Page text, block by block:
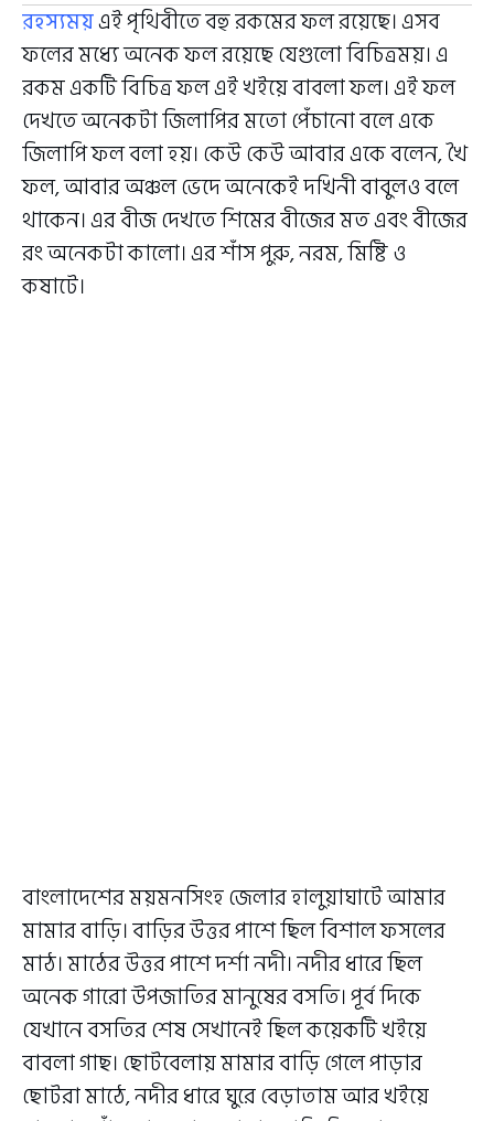
রহস্যময়এই পৃথিবীতে বহু রকমের ফল রয়েছে। এসব
ফলের মধ্যে অনেক ফল রয়েছে যেগুলো বিচিত্রময়। এ
রকম একটি বিচিত্র ফল এই খইয়ে বাবলা ফল। এই ফল
দেখতে অনেকটা জিলাপির মতো পেঁচানো বলে একে
জিলাপি ফল বলা হয়। কেউ কেউ আবার একে বলেন, খৈ
ফল, আবার অঞ্চল ভেদে অনেকেই দখিনী বাবুলও বলে
থাকেন। এর বীজ দেখতে শিমের বীজের মত এবং বীজের
রং অনেকটা কালো। এর শাঁস পুরু, নরম, মিষ্টি ও
কষাটে।
বাংলাদেশের ময়মনসিংহ জেলার হালুয়াঘাটে আমার
মামার বাড়ি। বাড়ির উত্তর পাশে ছিল বিশাল ফসলের
মাঠ। মাঠের উত্তর পাশে দর্শা নদী। নদীর ধারে ছিল
অনেক গারো উপজাতির মানুষের বসতি। পূর্ব দিকে
যেখানে বসতির শেষ সেখানেই ছিল কয়েকটি খইয়ে
বাবলা গাছ। ছোটবেলায় মামার বাড়ি গেলে পাড়ার
ছোটরা মাঠে, নদীর ধারে ঘুরে বেড়াতাম আর খইয়ে